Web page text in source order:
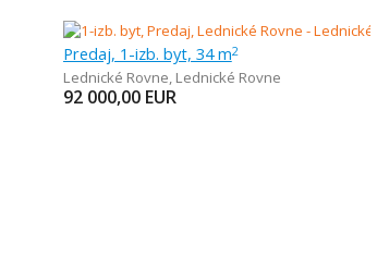
Predaj, 1-izb. byt, 34 m2
Lednické Rovne, Lednické Rovne
92 000,00 EUR